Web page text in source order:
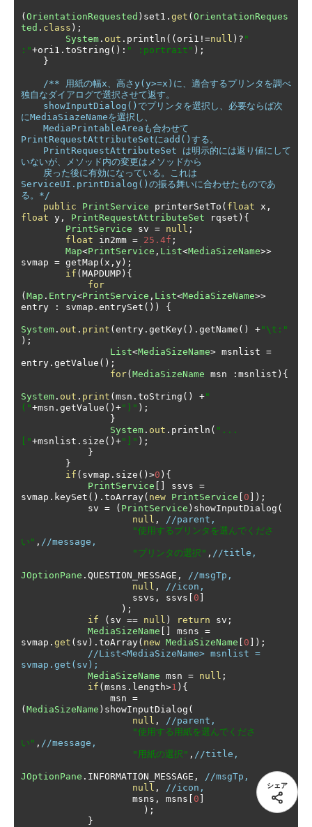
(OrientationRequested ) set1 . get (OrientationReques
ted . class );
System . out . println (( ori1 !=null )? "
:"+ori1 . toString (): " :portrait" );
}
/** 用紙の幅x、高さy(y>=x)に、適合するプリンタを調べ
独自なダイアログで選択させて返す。
にMediaSiazeNameを選択し、
PrintRequestAttributeSetにadd()する。
いないが、メソッド内の変更はメソッドから
ServiceUI.printDialog()の振る舞いに合わせたものであ
る。*/
public
PrintService printerSetTo ( float x ,
float y , PrintRequestAttributeSet rqset ){
PrintService sv = null ;
float in2mm = 25.4f ;
Map<PrintService , List<MediaSizeName>>
svmap = getMap ( x , y);
if (MAPDUMP){
for
(Map . Entry<PrintService , List<MediaSizeName>>
entry
: svmap . entrySet ()) {
System . out . print (entry . getKey(). getName () +"\t:"
);
List<MediaSizeName> msnlist =
entry . getValue ();
for(MediaSizeName msn : msnlist ){
System . out . print (msn . toString () +"
("+msn . getValue ()+")" );
}
System . out . println ( "...
["+msnlist . size ()+"]" );
}
}
if ( svmap . size ()>0 ){
PrintService [] ssvs =
svmap . keySet (). toArray( new PrintService [ 0 ]);
            sv
= ( PrintService ) showInputDialog (
null ,
//parent,
"使用するプリンタを選んでくださ
い" , //message,
"プリンタの選択" , //title,
JOptionPane . QUESTION_MESSAGE ,
//msgTp,
null ,
//icon,
                    ssvs
, ssvs [ 0 ]
);
if
( sv == null ) return sv ;
MediaSizeName [] msns =
svmap . get ( sv ). toArray( new MediaSizeName [ 0 ]);
//List<MediaSizeName> msnlist =
svmap.get(sv);
MediaSizeName msn = null ;
if (msns . length>1 ){
                msn
=
(MediaSizeName ) showInputDialog (
null ,
//parent,
"使用する用紙を選んでくださ
い" , //message,
"用紙の選択" , //title,
JOptionPane . INFORMATION_MESSAGE ,
//msgTp,
null ,
//icon,
                    msns
, msns [ 0 ]
);
}
シェア